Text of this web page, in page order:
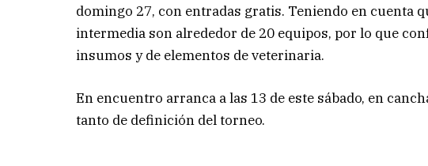
domingo 27, con entradas gratis. Teniendo en cuenta
intermedia son alrededor de 20 equipos, por lo que
insumos y de elementos de veterinaria.
En encuentro arranca a las 13 de este sábado, en
tanto de definición del torneo.